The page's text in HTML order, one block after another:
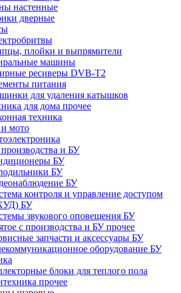
настенные
дверные
плойки и выпрямители
машины
ресиверы DVB-T2
питания
для удаления катышков
для дома прочее
техника
и мото
и БУ
БУ
БУ
БУ
контроля и управление доступом
БУ
звукового оповещения БУ
с производства и БУ прочее
запчасти и аксессуары БУ
оборудование БУ
блоки для теплого пола
прочее